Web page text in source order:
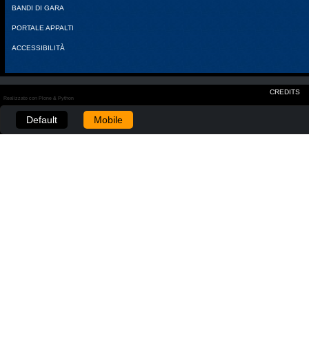
BANDI DI GARA
PORTALE APPALTI
ACCESSIBILITÀ
CREDITS
Realizzato con Plone & Python
Default Mobile